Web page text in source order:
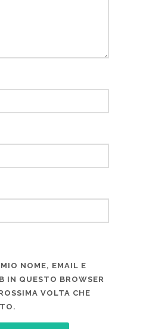
NOME, EMAIL E
IN QUESTO BROWSER
VOLTA CHE